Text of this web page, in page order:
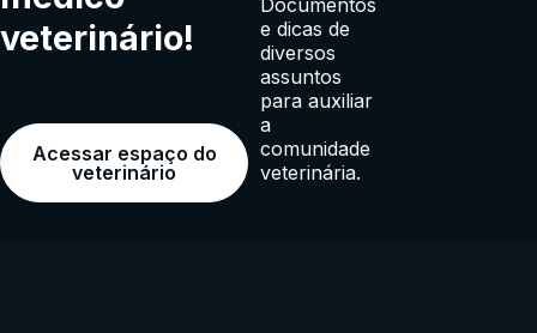
veterinário!
Acessar espaço do
veterinário
Documentos
e dicas de
diversos
assuntos
para auxiliar
a
comunidade
veterinária.